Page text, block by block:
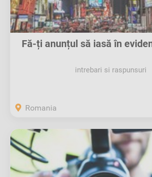
Fă-ți anunțul să iasă în
intrebari si raspunsuri
Romania